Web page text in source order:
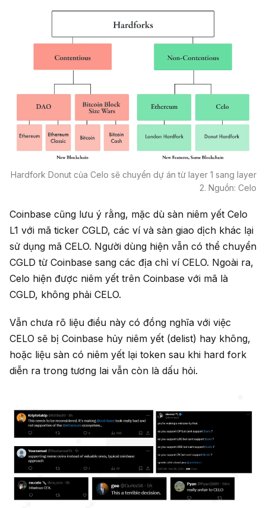
Hardfork Donut của Celo sẽ chuyển dự án từ layer 1 sang layer
2. Nguồn: Celo
Coinbase cũng lưu ý rằng, mặc dù sàn niêm yết Celo
L1 với mã ticker CGLD, các ví và sàn giao dịch khác lại
sử dụng mã CELO. Người dùng hiện vẫn có thể chuyển
CGLD từ Coinbase sang các địa chỉ ví CELO. Ngoài ra,
Celo hiện được niêm yết trên Coinbase với mã là
CGLD, không phải CELO.
Vẫn chưa rõ liệu điều này có đồng nghĩa với việc
CELO sẽ bị Coinbase hủy niêm yết (delist) hay không,
hoặc liệu sàn có niêm yết lại token sau khi hard fork
diễn ra trong tương lai vẫn còn là dấu hỏi.